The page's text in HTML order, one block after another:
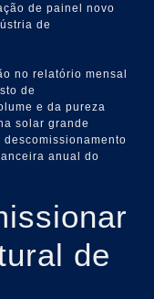
de painel novo
de
no relatório mensal
de
e da pureza
solar grande
anual do
de